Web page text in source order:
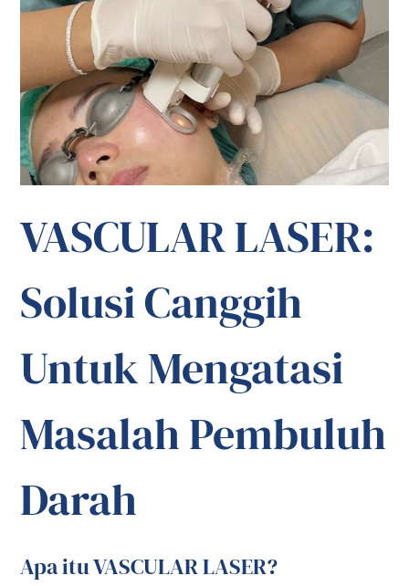
VASCULAR LASER:
Solusi Canggih
Untuk Mengatasi
Masalah Pembuluh
Darah
Apa itu VASCULAR LASER?